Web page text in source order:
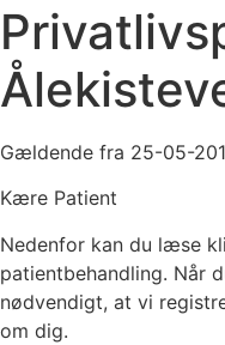
Gældende fra 25-05-
Kære Patient
Nedenfor kan du læse
patientbehandling. Når
nødvendigt, at vi
om dig.